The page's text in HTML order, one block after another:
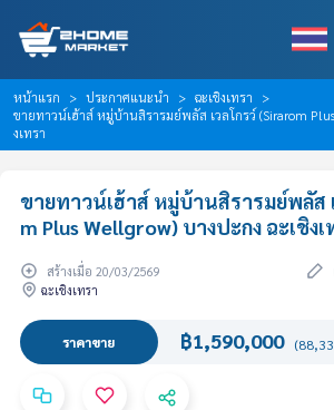
หน้าแรก ประกาศแนะนำ
ฉะเชิงเทรา
ขายทาวน์เฮ้าส์ หมู่บ้านสิรารมย์พลัส เวลโกรว์ (Sirarom
งเทรา
ขายทาวน์เฮ้าส์ หมู่บ้านสิรารมย์พลัส
m Plus Wellgrow) บางปะกง ฉะเชิงเ
สร้างเมื่อ 20/03/2569
ฉะเชิงเทรา
ราคาขาย ฿1,590,000